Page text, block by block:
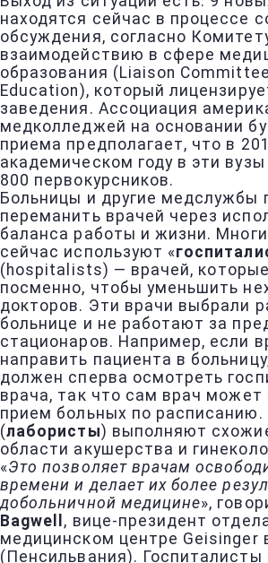
находятся сейчас в процессе
обсуждения, согласно
взаимодействию в сфере
образования (Liaison
Education), который
заведения. Ассоциация
медколледжей на основании
приема предполагает, что в
академическом году в эти
800 первокурсников.
Больницы и другие медслужбы
переманить врачей через
баланса работы и жизни.
сейчас используют «
(hospitalists) — врачей,
посменно, чтобы уменьшить
докторов. Эти врачи выбрали
больнице и не работают за
стационаров. Например, если
направить пациента в
должен сперва осмотреть
врача, так что сам врач может
прием больных по
(лабористы) выполняют
области акушерства и
«Это позволяет врачам
времени и делает их более
добольничной медицине»,
Bagwell , вице-президент
медицинском центре Geisinger
(Пенсильвания). Госпиталисты